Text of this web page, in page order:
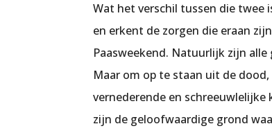
Wat het verschil tussen die
en erkent de zorgen die eraan
Paasweekend. Natuurlijk zijn
Maar om op te staan uit de
vernederende en
zijn de geloofwaardige grond